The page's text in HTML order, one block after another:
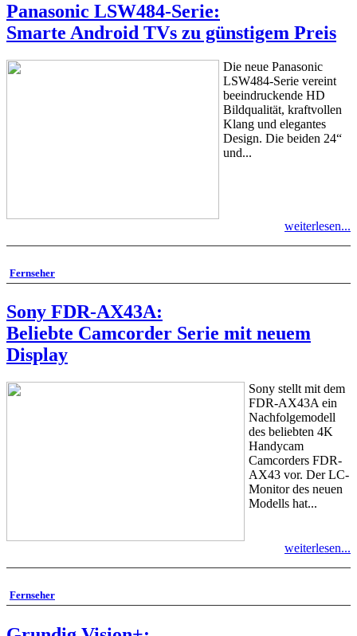
Panasonic LSW484-Serie:
Smarte Android TVs zu günstigem Preis
Die neue Panasonic
LSW484-Serie vereint
beeindruckende HD
Bildqualität, kraftvollen
Klang und elegantes
Design. Die beiden 24“
und...
weiterlesen...
Fernseher
Sony FDR-AX43A:
Beliebte Camcorder Serie mit neuem
Display
Sony stellt mit dem
FDR-AX43A ein
Nachfolgemodell
des beliebten 4K
Handycam
Camcorders FDR-
AX43 vor. Der LC-
Monitor des neuen
Modells hat...
weiterlesen...
Fernseher